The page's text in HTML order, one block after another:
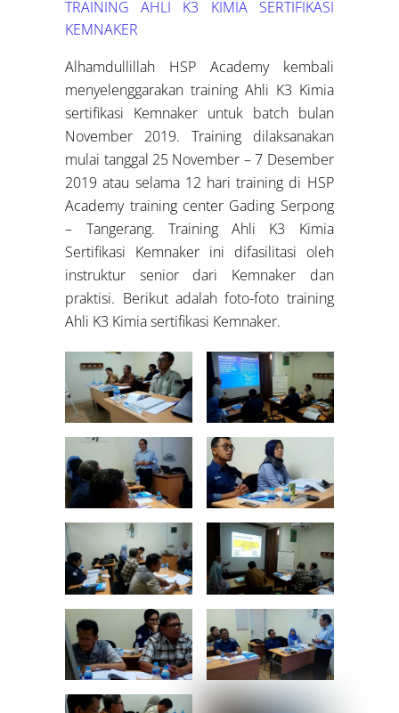
TRAINING AHLI K3 KIMIA SERTIFIKASI
KEMNAKER
Alhamdullillah HSP Academy kembali
menyelenggarakan training Ahli K3 Kimia
sertifikasi Kemnaker untuk batch bulan
November 2019. Training dilaksanakan
mulai tanggal 25 November – 7 Desember
2019 atau selama 12 hari training di HSP
Academy training center Gading Serpong
– Tangerang. Training Ahli K3 Kimia
Sertifikasi Kemnaker ini difasilitasi oleh
instruktur senior dari Kemnaker dan
praktisi. Berikut adalah foto-foto training
Ahli K3 Kimia sertifikasi Kemnaker.